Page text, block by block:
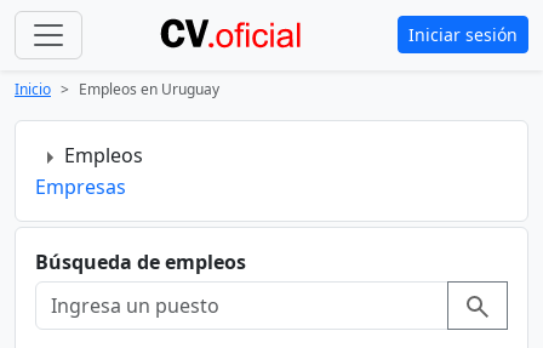
Iniciar sesión
Inicio Empleos en Uruguay
Empleos
Empresas
Búsqueda de empleos